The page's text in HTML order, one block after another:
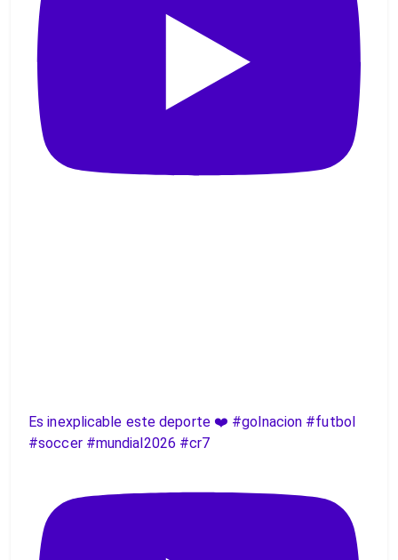
Es inexplicable este deporte ❤️ #golnacion #futbol
#soccer #mundial2026 #cr7